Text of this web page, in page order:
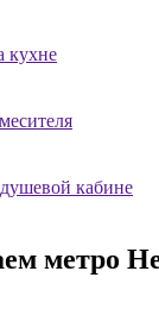
кухне
кабине
метро